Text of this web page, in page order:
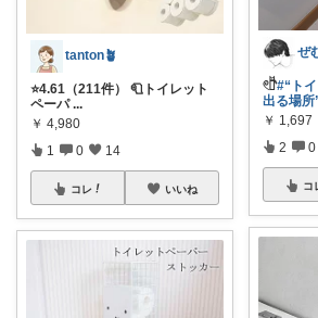
tanton🪴
⭐4.61（211件） 🧻トイレット
ペーパ ...
￥ 4,980
1 0 14
コレ いいね
𓏲𓎨#“ト
出る場所
￥ 1,697
2 0
コ